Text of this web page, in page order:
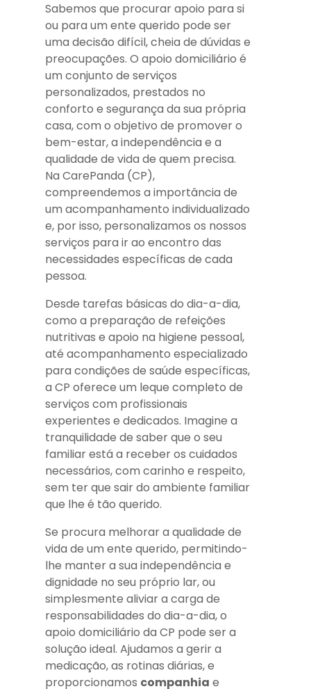
Sabemos que procurar apoio para si
ou para um ente querido pode ser
uma decisão difícil, cheia de dúvidas e
preocupações. O apoio domiciliário é
um conjunto de serviços
personalizados, prestados no
conforto e segurança da sua própria
casa, com o objetivo de promover o
bem-estar, a independência e a
qualidade de vida de quem precisa.
Na CarePanda (CP),
compreendemos a importância de
um acompanhamento individualizado
e, por isso, personalizamos os nossos
serviços para ir ao encontro das
necessidades específicas de cada
pessoa.
Desde tarefas básicas do dia-a-dia,
como a preparação de refeições
nutritivas e apoio na higiene pessoal,
até acompanhamento especializado
para condições de saúde específicas,
a CP oferece um leque completo de
serviços com profissionais
experientes e dedicados. Imagine a
tranquilidade de saber que o seu
familiar está a receber os cuidados
necessários, com carinho e respeito,
sem ter que sair do ambiente familiar
que lhe é tão querido.
Se procura melhorar a qualidade de
vida de um ente querido, permitindo-
lhe manter a sua independência e
dignidade no seu próprio lar, ou
simplesmente aliviar a carga de
responsabilidades do dia-a-dia, o
apoio domiciliário da CP pode ser a
solução ideal. Ajudamos a gerir a
medicação, as rotinas diárias, e
proporcionamos companhia e